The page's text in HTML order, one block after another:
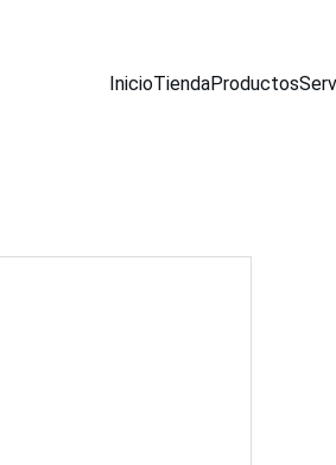
InicioTiendaProductos